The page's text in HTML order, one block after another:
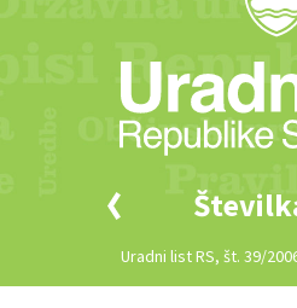
Uradni list RS, št. 39/